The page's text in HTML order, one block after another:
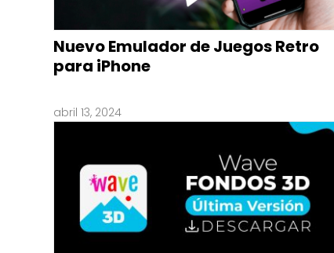
Nuevo Emulador de Juegos Retro
para iPhone
abril 13, 2024